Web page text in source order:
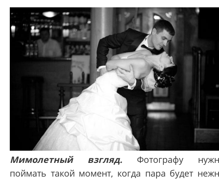
Мимолетный взгляд. Фотографу
поймать такой момент, когда пара будет